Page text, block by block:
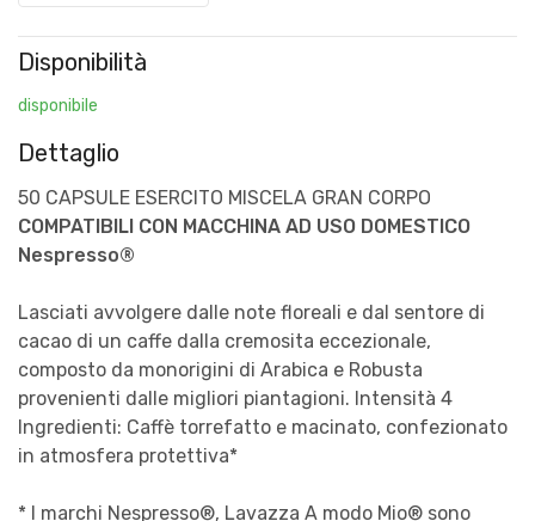
Disponibilità
disponibile
Dettaglio
50 CAPSULE ESERCITO MISCELA GRAN CORPO
COMPATIBILI CON MACCHINA AD USO DOMESTICO
Nespresso®
Lasciati avvolgere dalle note floreali e dal sentore di
cacao di un caffe dalla cremosita eccezionale,
composto da monorigini di Arabica e Robusta
provenienti dalle migliori piantagioni. Intensità 4
Ingredienti: Caffè torrefatto e macinato, confezionato
in atmosfera protettiva*
* I marchi Nespresso®, Lavazza A modo Mio® sono